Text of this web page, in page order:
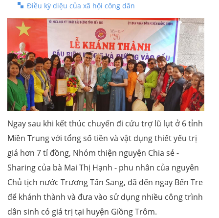
Điều kỳ diệu của xã hội công dân
Ngay sau khi kết thúc chuyến đi cứu trợ lũ lụt ở 6 tỉnh
Miền Trung với tổng số tiền và vật dụng thiết yếu trị
giá hơn 7 tỉ đồng, Nhóm thiện nguyện Chia sẻ -
Sharing của bà Mai Thị Hạnh - phu nhân của nguyên
Chủ tịch nước Trương Tấn Sang, đã đến ngay Bến Tre
để khánh thành và đưa vào sử dụng nhiều công trình
dân sinh có giá trị tại huyện Giồng Trôm.